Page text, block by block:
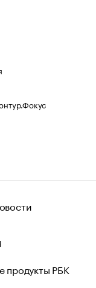
продукты РБК